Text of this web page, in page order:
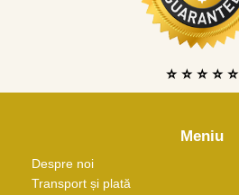
⭐ ⭐ ⭐ ⭐ ⭐
Meniu
Despre noi
Transport și plată